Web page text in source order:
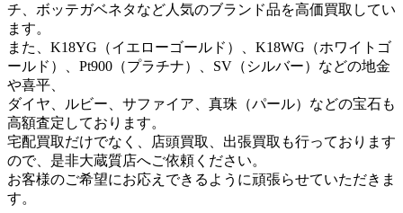
チ、ボッテガベネタなど人気のブランド品を高価買取してい
ます。
また、K18YG（イエローゴールド）、K18WG（ホワイトゴ
ールド）、Pt900（プラチナ）、SV（シルバー）などの地金
や喜平、
ダイヤ、ルビー、サファイア、真珠（パール）などの宝石も
高額査定しております。
宅配買取だけでなく、店頭買取、出張買取も行っております
ので、是非大蔵質店へご依頼ください。
お客様のご希望にお応えできるように頑張らせていただきま
す。